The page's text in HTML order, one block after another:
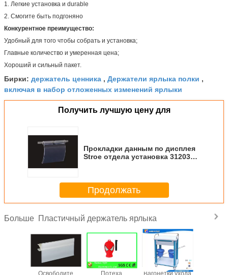
1. Легкие установка и durable
2. Смогите быть подгоняно
Конкурентное преимущество:
Удобный для того чтобы собрать и установка;
Главные количество и умеренная цена;
Хороший и сильный пакет.
Бирки: держатель ценника , Держатели ярлыка полки ,
включая в набор отложенных изменений ярлыки
Получить лучшую цену для
Прокладки данным по дисплея
Stroe отдела установка 31203
Продолжать
Больше Пластичный держатель ярлыка
Освободите Потеха Вагонетки ухода